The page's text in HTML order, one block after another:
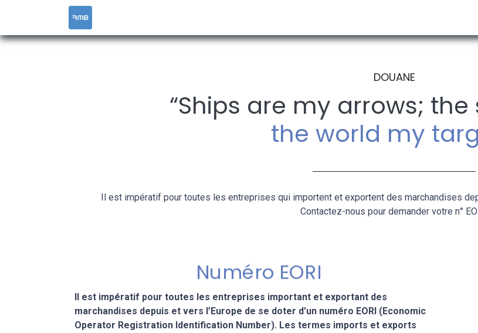
DOUANE
“Ships are my arrows;
the world my
Il est impératif pour toutes les entreprises qui importent et exportent des marchandises
Contactez-nous pour demander votre n°
Numéro EORI
Il est impératif pour toutes les entreprises important et exportant des
marchandises depuis et vers l’Europe de se doter d’un numéro EORI (Economic
Operator Registration Identification Number). Les termes imports et exports